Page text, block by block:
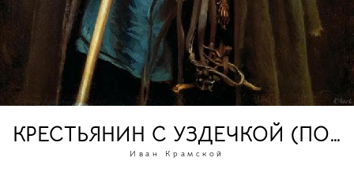
КРЕСТЬЯНИН С УЗДЕЧКОЙ
Иван Крамской